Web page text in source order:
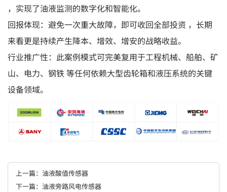
，实现了油液监测的数字化和智能化。
回报体现：避免一次重大故障，即可收回全部投资 ，长期
来看更是持续产生降本、增效、增安的战略收益。
行业推广性：此案例模式可完美复用于工程机械、船舶、矿
山、电力、钢铁 等任何依赖大型齿轮箱和液压系统的关键
设备领域。
上一篇：油液酸值传感器
下一篇：油液旁路风电传感器